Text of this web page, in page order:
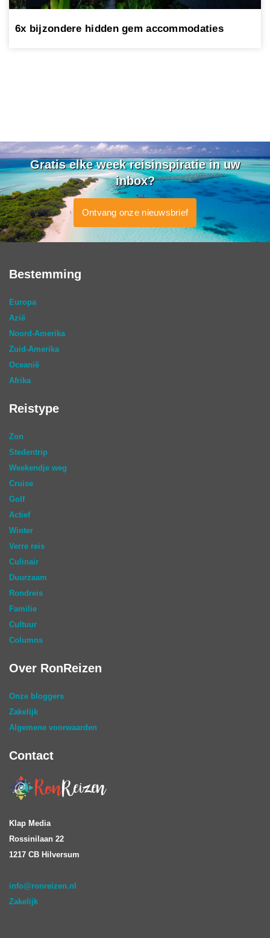
6x bijzondere hidden gem accommodaties
Gratis elke week reisinspiratie in uw
inbox?
Ontvang onze nieuwsbrief
Bestemming
Europa
Azië
Noord-Amerika
Zuid-Amerika
Oceanië
Afrika
Reistype
Zon
Stedentrip
Weekendje weg
Cruise
Golf
Actief
Winter
Verre reis
Culinair
Duurzaam
Rondreis
Familie
Cultuur
Columns
Over RonReizen
Onze bloggers
Zakelijk
Algemene voorwaarden
Contact
Klap Media
Rossinilaan 22
1217 CB Hilversum
info@ronreizen.nl
Zakelijk